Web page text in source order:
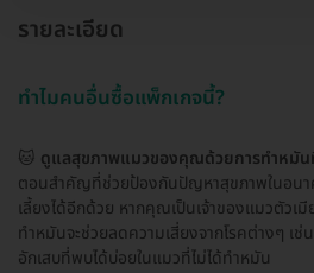
รายละเอียด
ทำไมคนอื่นซื้อแพ็กเกจนี้?
🐱 ดูแลสุขภาพแมวของคุณด้วยการทำหมั
ตอนสำคัญที่ช่วยป้องกันปัญหาสุขภาพในอนา
เลี้ยงได้อีกด้วย หากคุณเป็นเจ้าของแมวตัวเ
ทำหมันจะช่วยลดความเสี่ยงจากโรคต่างๆ เช่
อักเสบที่พบได้บ่อยในแมวที่ไม่ได้ทำหมัน